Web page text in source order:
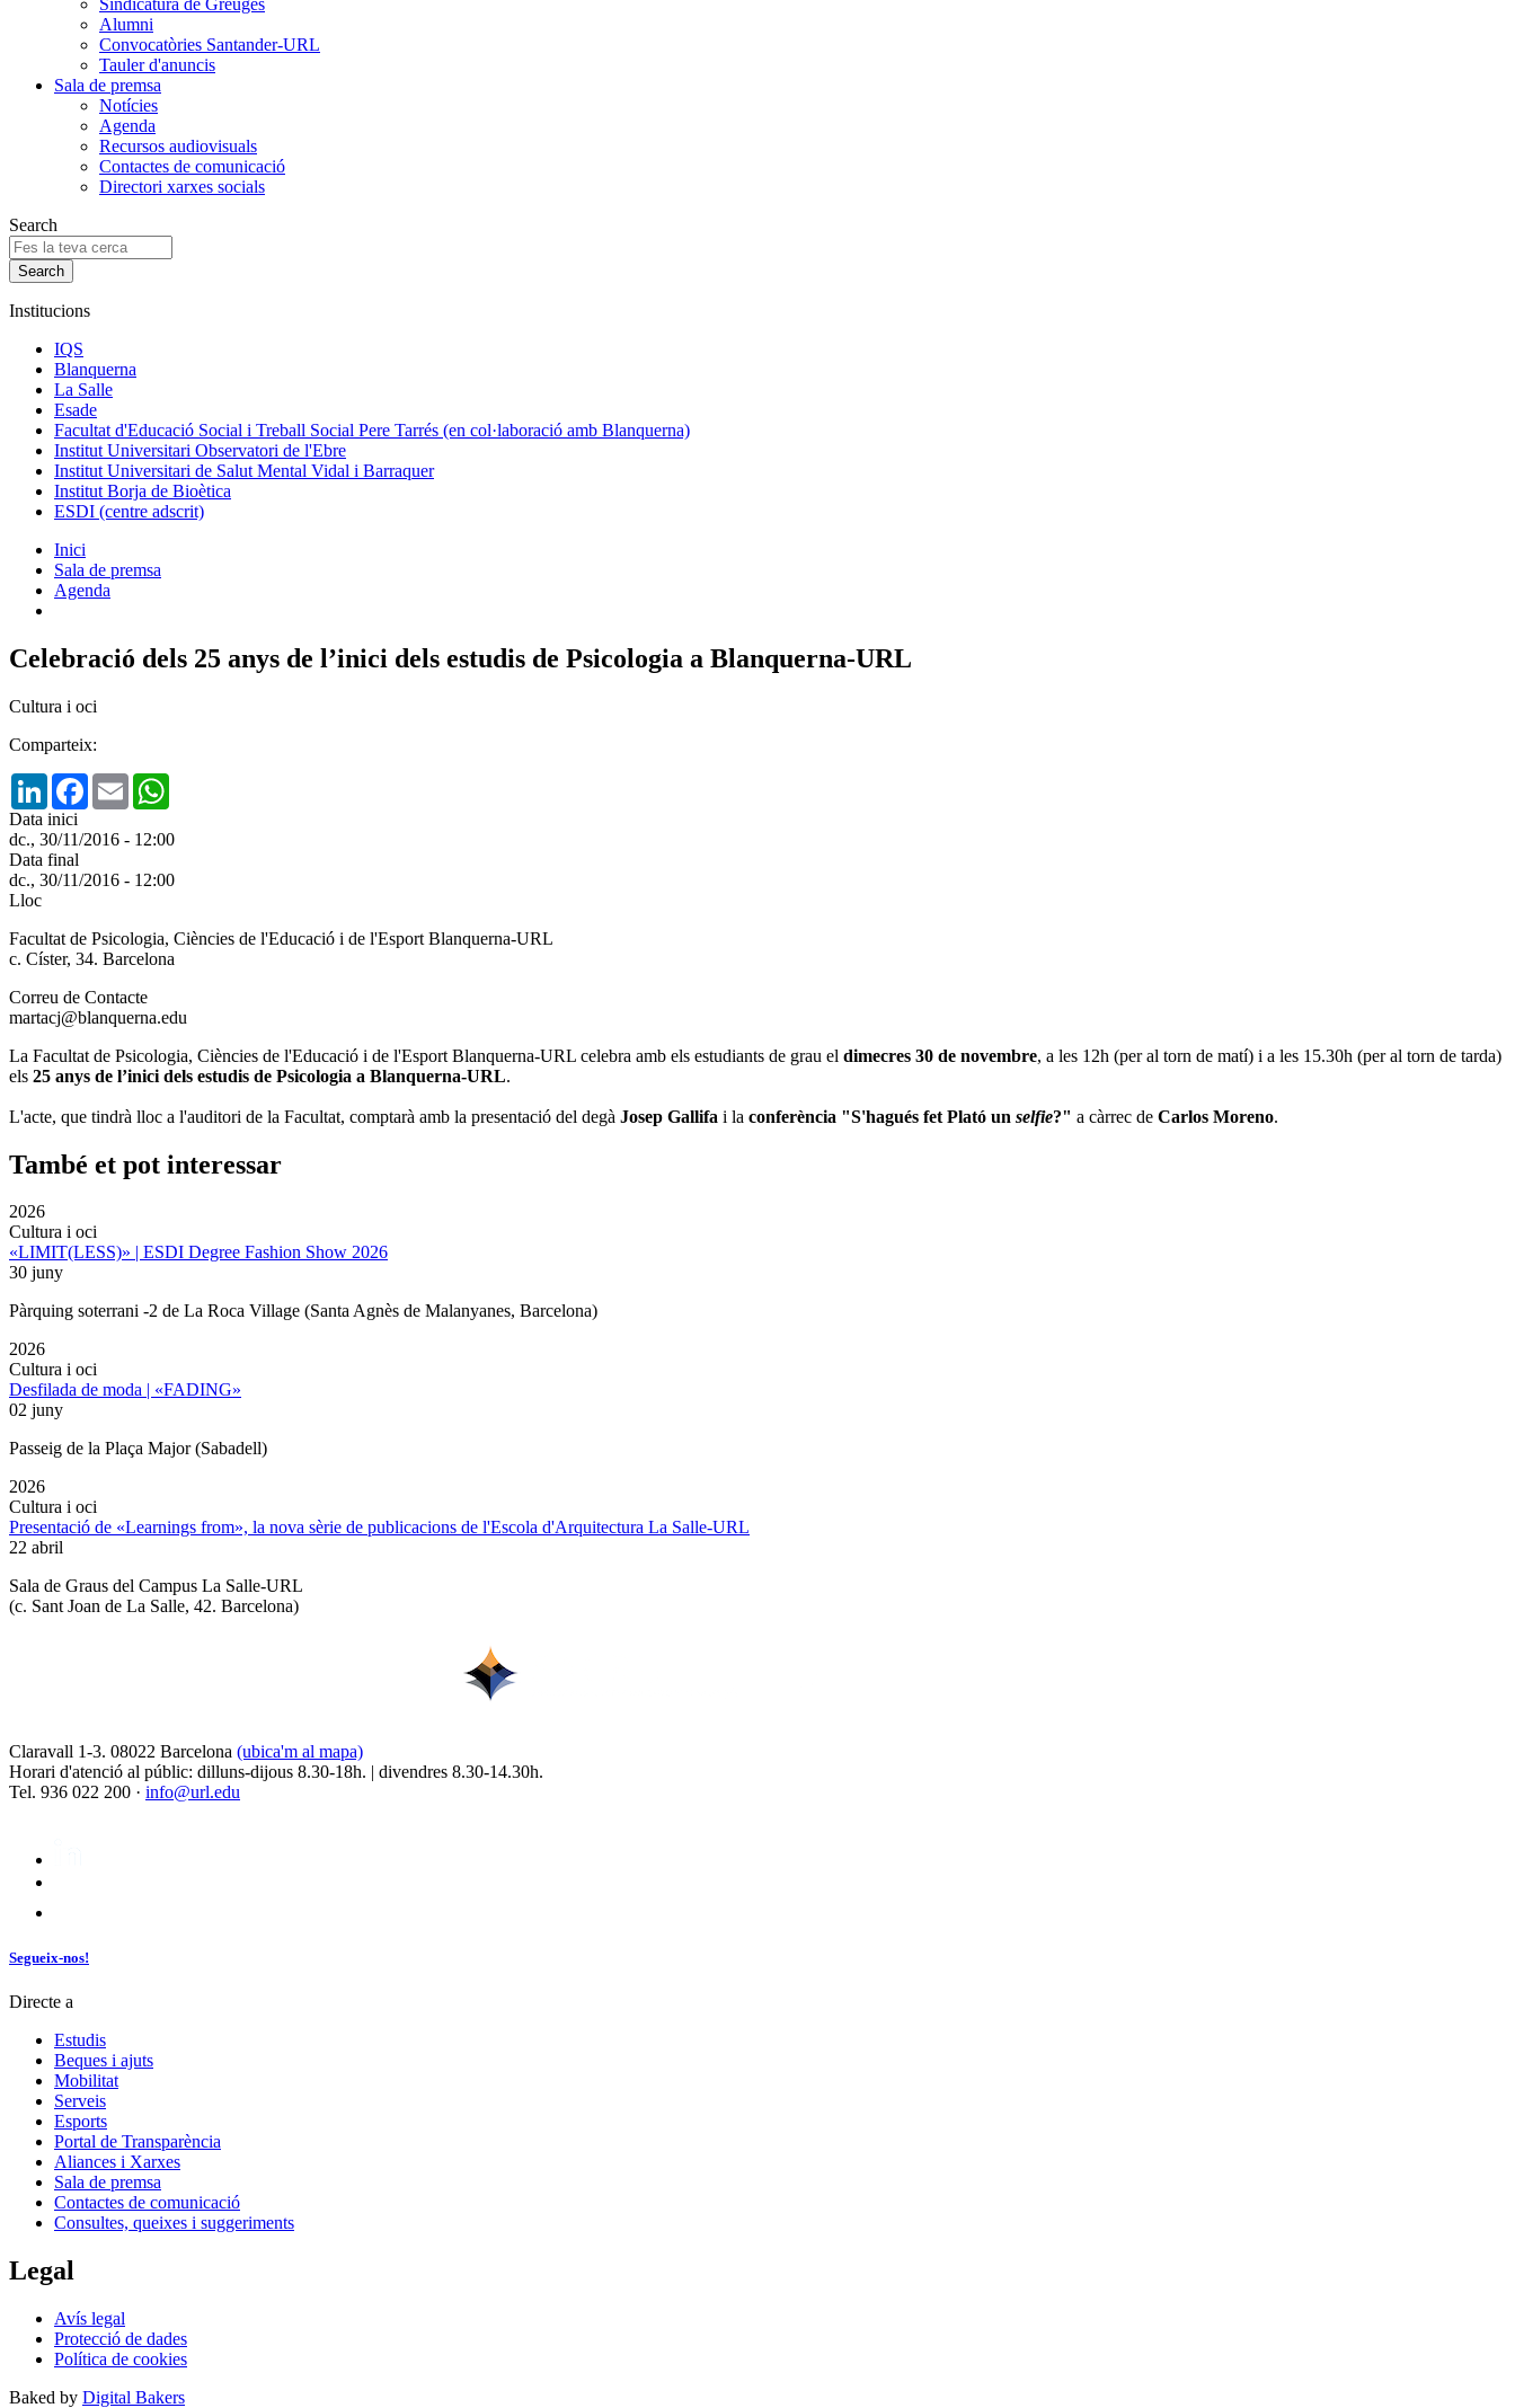
Alumni
Convocatòries Santander-URL
Tauler d'anuncis
Sala de premsa
Notícies
Agenda
Recursos audiovisuals
Contactes de comunicació
Directori xarxes socials
Search
Institucions
IQS
Blanquerna
La Salle
Esade
Facultat d'Educació Social i Treball Social Pere Tarrés (en col·laboració amb Blanquerna)
Institut Universitari Observatori de l'Ebre
Institut Universitari de Salut Mental Vidal i Barraquer
Institut Borja de Bioètica
ESDI (centre adscrit)
Inici
Sala de premsa
Agenda
Celebració dels 25 anys de l’inici dels estudis de Psicologia a Blanquerna-URL
Cultura i oci
Comparteix:
LinkedInFacebook
Email
Data inici
dc., 30/11/2016 - 12:00
Data final
dc., 30/11/2016 - 12:00
Lloc
Facultat de Psicologia, Ciències de l'Educació i de l'Esport Blanquerna-URL
c. Císter, 34. Barcelona
Correu de Contacte
martacj@blanquerna.edu
La Facultat de Psicologia, Ciències de l'Educació i de l'Esport Blanquerna-URL celebra amb els estudiants de grau el dimecres 30 de novembre, a les 12h (per al torn de matí) i a les 15.30h (per al torn de tarda)
els 25 anys de l’inici dels estudis de Psicologia a Blanquerna-URL.
L'acte, que tindrà lloc a l'auditori de la Facultat, comptarà amb la presentació del degà Josep Gallifa i la conferència "S'hagués fet Plató un selfie?" a càrrec de Carlos Moreno.
També et pot interessar
2026
Cultura i oci
«LIMIT(LESS)» | ESDI Degree Fashion Show 2026
30 juny
Pàrquing soterrani -2 de La Roca Village (Santa Agnès de Malanyanes, Barcelona)
2026
Cultura i oci
Desfilada de moda | «FADING»
02 juny
Passeig de la Plaça Major (Sabadell)
2026
Cultura i oci
Presentació de «Learnings from», la nova sèrie de publicacions de l'Escola d'Arquitectura La Salle-URL
22 abril
Sala de Graus del Campus La Salle-URL
(c. Sant Joan de La Salle, 42. Barcelona)
Claravall 1-3. 08022 Barcelona (ubica'm al mapa)
Horari d'atenció al públic: dilluns-dijous 8.30-18h. | divendres 8.30-14.30h.
Tel. 936 022 200 · info@url.edu
Segueix-nos!
Directe a
Estudis
Beques i ajuts
Mobilitat
Serveis
Esports
Portal de Transparència
Aliances i Xarxes
Sala de premsa
Contactes de comunicació
Consultes, queixes i suggeriments
Legal
Avís legal
Protecció de dades
Política de cookies
Baked by Digital Bakers